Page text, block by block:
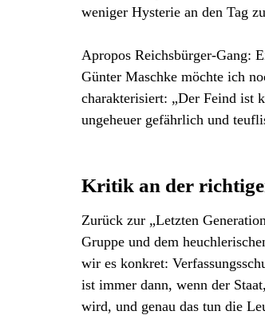
weniger Hysterie an den Tag
Apropos Reichsbürger-Gang:
Günter Maschke möchte ich
charakterisiert: „Der Feind ist
ungeheuer gefährlich und
Kritik an der
Zurück zur „Letzten
Gruppe und dem
wir es konkret:
ist immer dann, wenn der
wird, und genau das tun die